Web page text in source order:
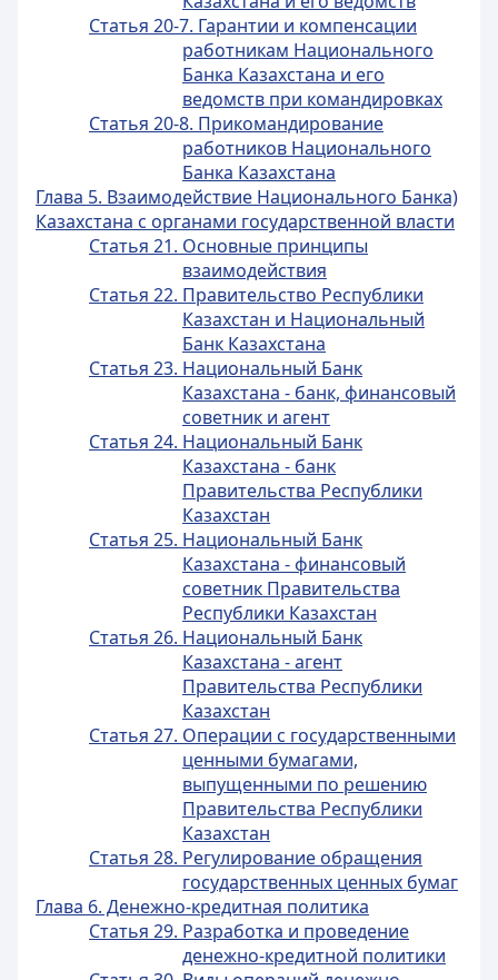
Статья 20-7. Гарантии и компенсации
работникам Национального
Банка Казахстана и его
ведомств при командировках
Статья 20-8. Прикомандирование
работников Национального
Банка Казахстана
Глава 5. Взаимодействие Национального Банка)
Казахстана с органами государственной власти
Статья 21. Основные принципы
взаимодействия
Статья 22. Правительство Республики
Казахстан и Национальный
Банк Казахстана
Статья 23. Национальный Банк
Казахстана - банк, финансовый
советник и агент
Статья 24. Национальный Банк
Казахстана - банк
Правительства Республики
Казахстан
Статья 25. Национальный Банк
Казахстана - финансовый
советник Правительства
Республики Казахстан
Статья 26. Национальный Банк
Казахстана - агент
Правительства Республики
Казахстан
Статья 27. Операции с государственными
ценными бумагами,
выпущенными по решению
Правительства Республики
Казахстан
Статья 28. Регулирование обращения
государственных ценных бумаг
Глава 6. Денежно-кредитная политика
Статья 29. Разработка и проведение
денежно-кредитной политики